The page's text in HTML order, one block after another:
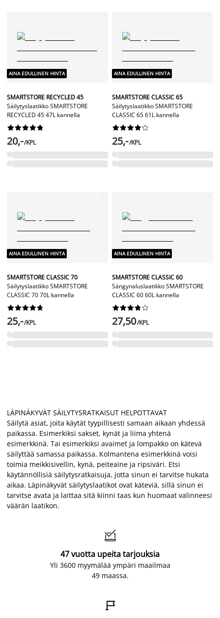
AINA EDULLINEN HINTA
SMARTSTORE RECYCLED 45
Säilytyslaatikko SMARTSTORE
RECYCLED 45 47L kannella






20,-/KPL
AINA EDULLINEN HINTA
SMARTSTORE CLASSIC 65
Säilytyslaatikko SMARTSTORE
CLASSIC 65 61L kannella






25,-/KPL
AINA EDULLINEN HINTA
SMARTSTORE CLASSIC 70
Säilytyslaatikko SMARTSTORE
CLASSIC 70 70L kannella






25,-/KPL
AINA EDULLINEN HINTA
SMARTSTORE CLASSIC 60
Sängynaluslaatikko SMARTSTORE
CLASSIC 60 60L kannella






27,50/KPL
LÄPINÄKYVÄT SÄILYTYSRATKAISUT HELPOTTAVAT
Säilytä asiat, joita käytät tyypillisesti samaan aikaan yhdessä
paikassa. Esimerkiksi sakset, kynät ja liima yhtenä
esimerkkinä. Tai esimerkiksi avaimet ja lompakko on kätevä
säilyttää samassa paikassa. Kolmantena esimerkkinä voisi
toimia meikkisivellin, kynä, peiteaine ja ripsiväri. Etsi
käytännöllisiä säilytysratkaisuja, jotta sinun ei tarvitse hukata
aikaa. Läpinäkyvät säilytyslaatikot ovat käteviä, sillä sinun ei
tarvitse avata ja laittaa sitä kiinni taas kun huomaat valinneesi
väärän laatikon.

47 vuotta upeita tarjouksia
Yli 3600 myymälää ympäri maailmaa
49 maassa.
